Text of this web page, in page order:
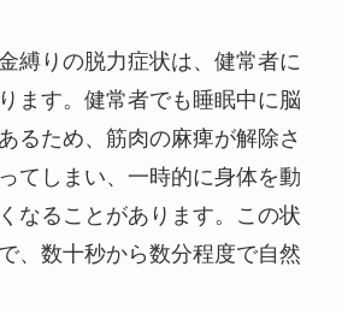
縛りの脱力症状は、健常者に
ます。健常者でも睡眠中に脳
るため、筋肉の麻痺が解除さ
てしまい、一時的に身体を動
なることがあります。この状
、数十秒から数分程度で自然